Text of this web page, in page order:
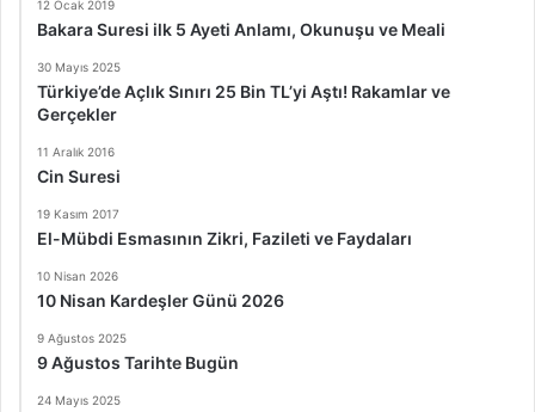
12 Ocak 2019
Bakara Suresi ilk 5 Ayeti Anlamı, Okunuşu ve Meali
30 Mayıs 2025
Türkiye’de Açlık Sınırı 25 Bin TL’yi Aştı! Rakamlar ve
Gerçekler
11 Aralık 2016
Cin Suresi
19 Kasım 2017
El-Mübdi Esmasının Zikri, Fazileti ve Faydaları
10 Nisan 2026
10 Nisan Kardeşler Günü 2026
9 Ağustos 2025
9 Ağustos Tarihte Bugün
24 Mayıs 2025